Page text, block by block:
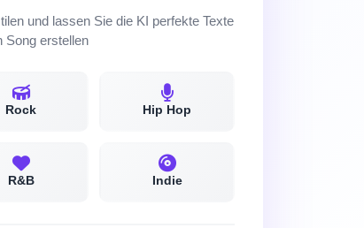
und lassen Sie die KI perfekte Texte
Song erstellen
Rock Hip Hop
R&B Indie